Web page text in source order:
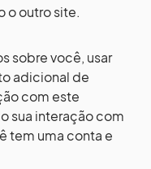
o outro site.
sobre você, usar
adicional de
com este
sua interação com
tem uma conta e